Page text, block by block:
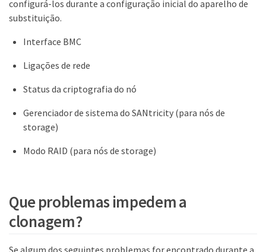
configurá-los durante a configuração inicial do aparelho de
substituição.
Interface BMC
Ligações de rede
Status da criptografia do nó
Gerenciador de sistema do SANtricity (para nós de
storage)
Modo RAID (para nós de storage)
Que problemas impedem a
clonagem?
Se algum dos seguintes problemas for encontrado durante a